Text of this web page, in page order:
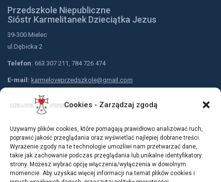
Cookies - Zarządzaj zgodą
Używamy plików cookies, które pomagają prawidłowo analizować ruch,
poprawić jakość przeglądania oraz wyświetlać najlepiej dobrane treści.
Wyrażenie zgody na te technologie umożliwi nam przetwarzać dane,
takie jak zachowanie podczas przeglądania lub unikalne identyfikatory
strony. Możesz wybrać opcję włączenia/wyłączenia w dowolnym
momencie. Aby uzyskać więcej informacji na temat plików cookies i
Przedszkole Niepubliczne
Sióstr Karmelitanek Dzieciątka Jezus
39-300 Mielec
ul.Dębicka 2
Telefon: 663 307 211, 784 726 474
E-mail: karmeloveprzedszkole@gmail.com
Nr konta przedszkola:
Bank Spółdzielczy w Mielcu
Dołącz do nas: